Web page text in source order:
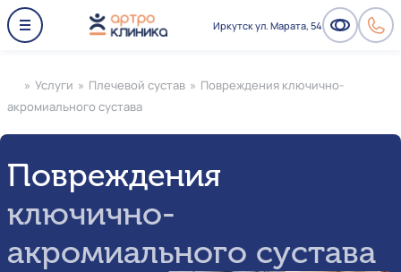
Иркутск ул. Марата, 54
» Услуги » Плечевой сустав » Повреждения ключично-
акромиального сустава
Повреждения
ключично-
акромиального сустава